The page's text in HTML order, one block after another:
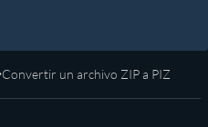
Convertir un archivo ZIP a PIZ